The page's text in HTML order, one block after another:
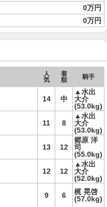
0万円
0万円
人
気
着
順
騎手
14 中
▲水出
大介
(53.0kg)
11 8
▲水出
大介
(53.0kg)
13 12
郷原 洋
司
(55.0kg)
12 12
▲水出
大介
(52.0kg)
9 6
梶 晃啓
(57.0kg)